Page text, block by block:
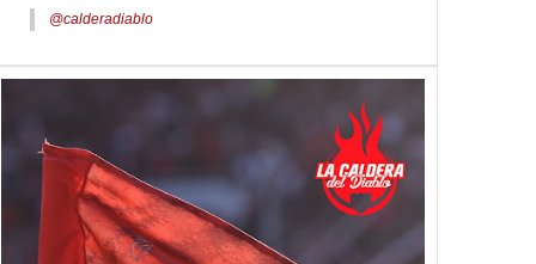
@calderadiablo